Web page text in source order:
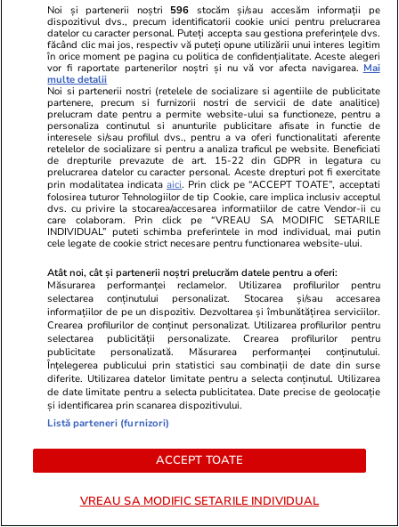
Gabriela Oțil a ajuns de urgență
la spital. Ce a pățit vedeta după
o ieșire cu prietenele în oraș.
„N-am avut niciodată ceva de
genul ăsta”
PARTENERI
TVMania.ro
10 vedete din România care au
făcut furori în costum de baie.
Imagini spectaculoase cu Antonia,
ce a ajuns
Noi și partenerii noștri 596 stocăm și/sau accesăm informații pe
dispozitivul dvs., precum identificatorii cookie unici pentru prelucrarea
datelor cu caracter personal. Puteți accepta sau gestiona preferințele dvs.
făcând clic mai jos, respectiv vă puteți opune utilizării unui interes legitim
în orice moment pe pagina cu politica de confidențialitate. Aceste alegeri
vor fi raportate partenerilor noștri și nu vă vor afecta navigarea. Mai
multe detalii
Noi si partenerii nostri (retelele de socializare si agentiile de publicitate
partenere, precum si furnizorii nostri de servicii de date analitice)
prelucram date pentru a permite website-ului sa functioneze, pentru a
personaliza continutul si anunturile publicitare afisate in functie de
interesele si/sau profilul dvs., pentru a va oferi functionalitati aferente
retelelor de socializare si pentru a analiza traficul pe website. Beneficiati
de drepturile prevazute de art. 15-22 din GDPR in legatura cu
prelucrarea datelor cu caracter personal. Aceste drepturi pot fi exercitate
prin modalitatea indicataaici. Prin click pe “ACCEPT TOATE”, acceptati
folosirea tuturor Tehnologiilor de tip Cookie, care implica inclusiv acceptul
dvs. cu privire la stocarea/accesarea informatiilor de catre Vendor-ii cu
care colaboram. Prin click pe “VREAU SA MODIFIC SETARILE
INDIVIDUAL” puteti schimba preferintele in mod individual, mai putin
cele legate de cookie strict necesare pentru functionarea website-ului.
Atât noi, cât și partenerii noștri prelucrăm datele pentru a oferi:
Măsurarea performanței reclamelor. Utilizarea profilurilor pentru
selectarea conținutului personalizat. Stocarea și/sau accesarea
informațiilor de pe un dispozitiv. Dezvoltarea și îmbunătățirea serviciilor.
Crearea profilurilor de conținut personalizat. Utilizarea profilurilor pentru
selectarea publicității personalizate. Crearea profilurilor pentru
publicitate personalizată. Măsurarea performanței conținutului.
Înțelegerea publicului prin statistici sau combinații de date din surse
diferite. Utilizarea datelor limitate pentru a selecta conținutul. Utilizarea
de date limitate pentru a selecta publicitatea. Date precise de geolocație
și identificarea prin scanarea dispozitivului.
Listă parteneri (furnizori)
ACCEPT TOATE
VREAU SA MODIFIC SETARILE INDIVIDUAL